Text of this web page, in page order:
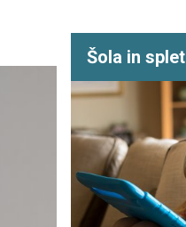
Šola in splet